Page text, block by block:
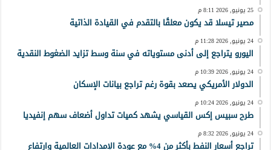
25 يونيو, 2026 8:11 م
مصير تيسلا قد يكون معلقًا بالتقدم في القيادة الذاتية
24 يونيو, 2026 11:28 م
اليورو يتراجع إلى أدنى مستوياته في سنة وسط تزايد الضغوط النقدية
24 يونيو, 2026 10:39 م
الدولار الأمريكي يصعد بقوة رغم تراجع بيانات الإسكان
24 يونيو, 2026 10:24 م
طرح سبيس إكس القياسي يشهد كميات تداول أضعاف سهم إنفيديا
24 يونيو, 2026 8:32 م
تراجع أسعار النفط بأكثر من 4% مع عودة الإمدادات العالمية وارتفاع